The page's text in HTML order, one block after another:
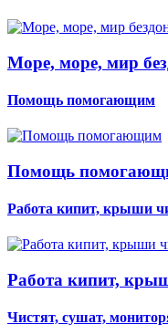
Море, море, мир
Помощь помогающим
Помощь
Работа кипит, крыши
Работа кипит,
Чистят, сушат,